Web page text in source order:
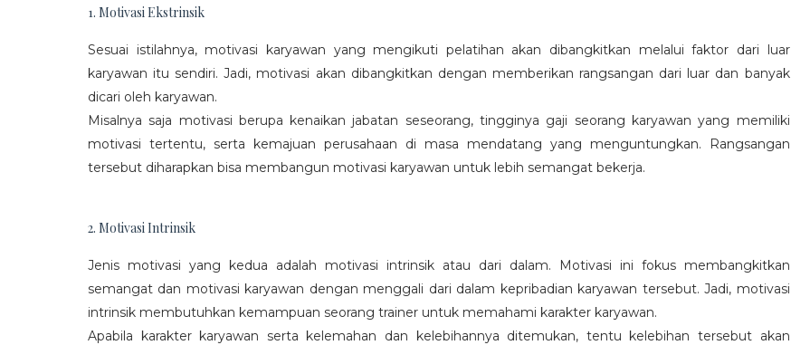
1. Motivasi Ekstrinsik
Sesuai istilahnya, motivasi karyawan yang mengikuti pelatihan akan dibangkitkan melalui faktor dari luar
karyawan itu sendiri. Jadi, motivasi akan dibangkitkan dengan memberikan rangsangan dari luar dan banyak
dicari oleh karyawan.
Misalnya saja motivasi berupa kenaikan jabatan seseorang, tingginya gaji seorang karyawan yang memiliki
motivasi tertentu, serta kemajuan perusahaan di masa mendatang yang menguntungkan. Rangsangan
tersebut diharapkan bisa membangun motivasi karyawan untuk lebih semangat bekerja.
2. Motivasi Intrinsik
Jenis motivasi yang kedua adalah motivasi intrinsik atau dari dalam. Motivasi ini fokus membangkitkan
semangat dan motivasi karyawan dengan menggali dari dalam kepribadian karyawan tersebut. Jadi, motivasi
intrinsik membutuhkan kemampuan seorang trainer untuk memahami karakter karyawan.
Apabila karakter karyawan serta kelemahan dan kelebihannya ditemukan, tentu kelebihan tersebut akan